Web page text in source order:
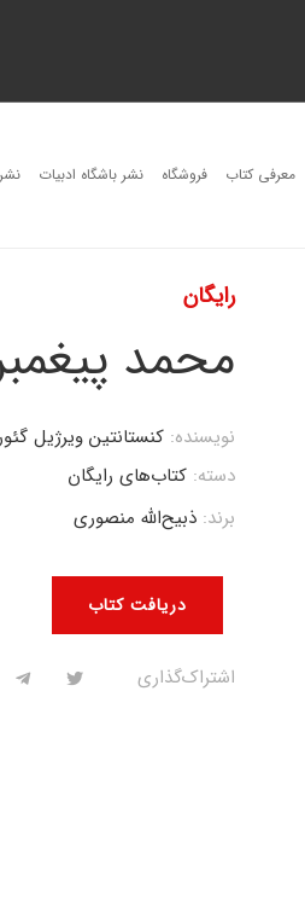
معرفی کتاب فروشگاه نشر باشگاه ادبیات
رایگان
محمد
دریافت کتاب
نویسنده:کنستانتین ویرژیل
دسته: کتاب‌های رایگان
برند:ذبیح‌الله منصوری
اشتراک‌گذاری